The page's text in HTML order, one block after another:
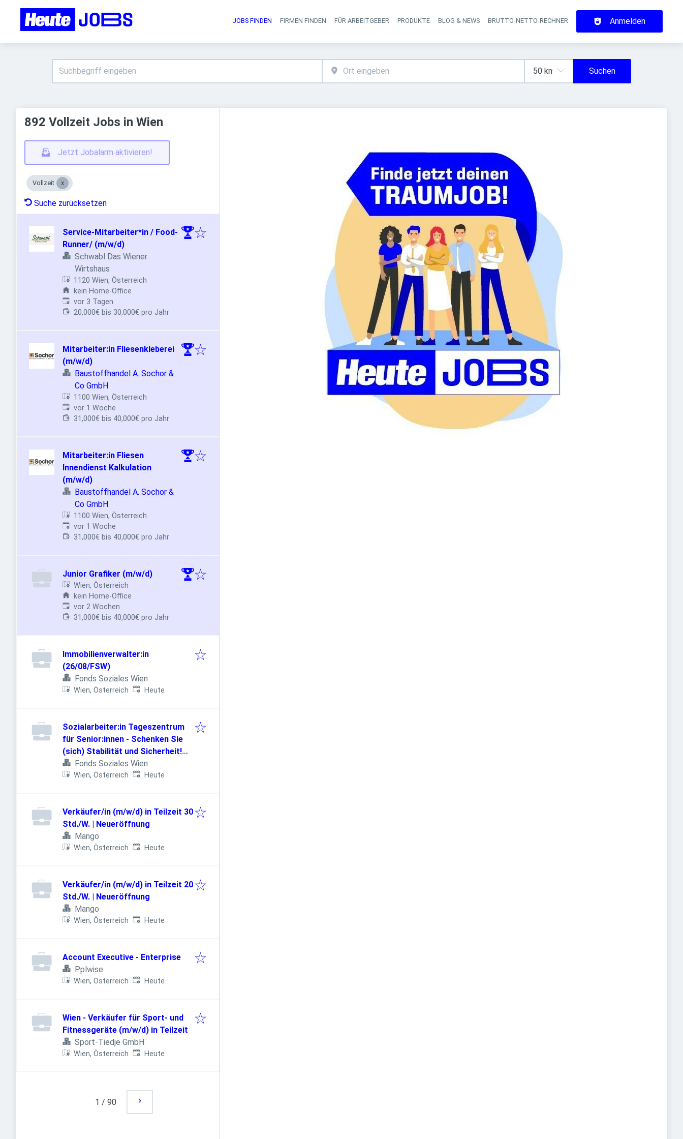
Haupt-Navigation
JOBS FINDEN FIRMEN FINDEN FÜR ARBEITGEBER PRODUKTE BLOG & NEWS BRUTTO-NETTO-RECHNER Anmelden
Suchen
892 Vollzeit Jobs in Wien
Jetzt Jobalarm aktivieren!
Vollzeit
Suche zurücksetzen
Service-Mitarbeiter*in / Food-
Runner/ (m/w/d)
Schwabl Das Wiener
Wirtshaus
1120 Wien, Österreich
kein Home-Office
Veröffentlicht:
vor 3 Tagen
20,000€ bis 30,000€ pro Jahr
Mitarbeiter:in Fliesenkleberei
(m/w/d)
Baustoffhandel A. Sochor &
Co GmbH
1100 Wien, Österreich
Veröffentlicht:
vor 1 Woche
31,000€ bis 40,000€ pro Jahr
Mitarbeiter:in Fliesen
Innendienst Kalkulation
(m/w/d)
Baustoffhandel A. Sochor &
Co GmbH
1100 Wien, Österreich
Veröffentlicht:
vor 1 Woche
31,000€ bis 40,000€ pro Jahr
Junior Grafiker (m/w/d)
Wien, Österreich
kein Home-Office
Veröffentlicht:
vor 2 Wochen
31,000€ bis 40,000€ pro Jahr
Immobilienverwalter:in
(26/08/FSW)
Fonds Soziales Wien
Wien, Österreich Veröffentlicht
Heute
Sozialarbeiter:in Tageszentrum
für Senior:innen - Schenken Sie
(sich) Stabilität und Sicherheit!
(26/08/WPB)
Fonds Soziales Wien
Wien, Österreich Veröffentlicht
Heute
Verkäufer/in (m/w/d) in Teilzeit 30
Std./W. | Neueröffnung
Mango
Wien, Österreich Veröffentlicht
Heute
Verkäufer/in (m/w/d) in Teilzeit 20
Std./W. | Neueröffnung
Mango
Wien, Österreich Veröffentlicht
Heute
Account Executive - Enterprise
Pplwise
Wien, Österreich Veröffentlicht
Heute
Wien - Verkäufer für Sport- und
Fitnessgeräte (m/w/d) in Teilzeit
Sport-Tiedje GmbH
Wien, Österreich Veröffentlicht
Heute
1 / 90